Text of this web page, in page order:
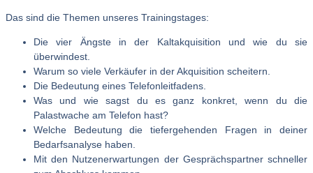
Das sind die Themen unseres Trainingstages:
Die vier Ängste in der Kaltakquisition und wie du sie
überwindest.
Warum so viele Verkäufer in der Akquisition scheitern.
Die Bedeutung eines Telefonleitfadens.
Was und wie sagst du es ganz konkret, wenn du die
Palastwache am Telefon hast?
Welche Bedeutung die tiefergehenden Fragen in deiner
Bedarfsanalyse haben.
Mit den Nutzenerwartungen der Gesprächspartner schneller